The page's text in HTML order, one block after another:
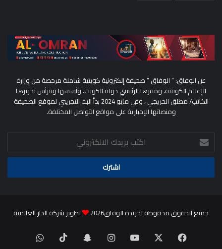
عن الوفاق: ” الوفاق ” صحيفة إلكترونية كويتية شاملة مرخصة من وزارة
الإعلام الكويتية، ومقرها الرئيسي دولة الكويت، وأسسها ويترأس تحريرها
الكاتب/ مطلق الحريجي ، وفي مايو 2024 بدأ البث التجريبي لموقع الصحيفة
ومنصاتها الإخبارية على مواقع التواصل المختلفة.
اكتب
بريدك
الالكتروني
جميع الحقوق محفوظة لجريدة الوفاق2026 تطوير شركة الدار العالمية
فيسبوك ‫YouTubeانستقرامسناب ‫TikTokواتساب